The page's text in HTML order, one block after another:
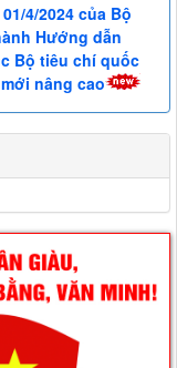
4/2024 của Bộ
Hướng dẫn
Bộ tiêu chí quốc
nâng cao